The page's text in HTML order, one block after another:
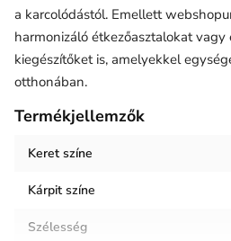
a karcolódástól. Emellett
harmonizáló étkezőasztalokat
kiegészítőket is, amelyekkel
otthonában.
Termékjellemzők
Keret színe
Kárpit színe
Szélesség